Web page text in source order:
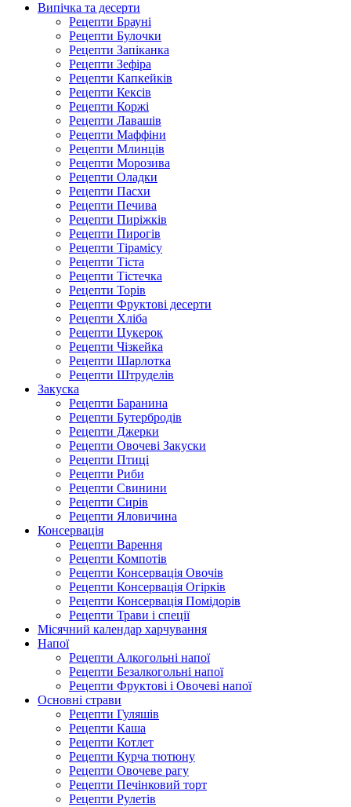
Випічка та десерти
Рецепти Брауні
Рецепти Булочки
Рецепти Запіканка
Рецепти Зефіра
Рецепти Капкейків
Рецепти Кексів
Рецепти Коржі
Рецепти Лавашів
Рецепти Маффіни
Рецепти Млинців
Рецепти Морозива
Рецепти Оладки
Рецепти Пасхи
Рецепти Печива
Рецепти Пиріжків
Рецепти Пирогів
Рецепти Тірамісу
Рецепти Тіста
Рецепти Тістечка
Рецепти Торів
Рецепти Фруктові десерти
Рецепти Хліба
Рецепти Цукерок
Рецепти Чізкейка
Рецепти Шарлотка
Рецепти Штруделів
Закуска
Рецепти Баранина
Рецепти Бутербродів
Рецепти Джерки
Рецепти Овочеві Закуски
Рецепти Птиці
Рецепти Риби
Рецепти Свинини
Рецепти Сирів
Рецепти Яловичина
Консервація
Рецепти Варення
Рецепти Компотів
Рецепти Консервація Овочів
Рецепти Консервація Огірків
Рецепти Консервація Помідорів
Рецепти Трави і спеції
Місячний календар харчування
Напої
Рецепти Алкогольні напої
Рецепти Безалкогольні напої
Рецепти Фруктові і Овочеві напої
Основні страви
Рецепти Гуляшів
Рецепти Каша
Рецепти Котлет
Рецепти Курча тютюну
Рецепти Овочеве рагу
Рецепти Печінковий торт
Рецепти Рулетів